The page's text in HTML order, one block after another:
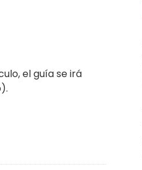
el guía se irá